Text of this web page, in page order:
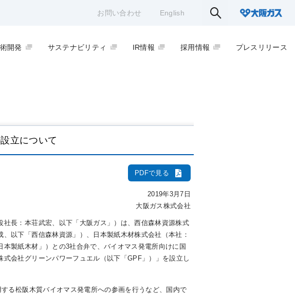
お問い合わせ English
開発 サステナビリティ IR情報 採用情報 プレスリリース
立について
PDFで見る
2019年3月7日
大阪ガス株式会社
長：本荘武宏、以下「大阪ガス」）は、西信森林資源株式
以下「西信森林資源」）、日本製紙木材株式会社（本社：
製紙木材」）との3社合弁で、バイオマス発電所向けに国
会社グリーンパワーフュエル（以下「GPF」）」を設立し
る松阪木質バイオマス発電所への参画を行うなど、国内で